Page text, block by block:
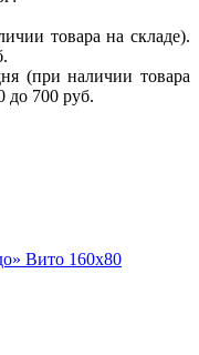
товара на складе).
(при наличии товара
до 700 руб.
Вито 160х80